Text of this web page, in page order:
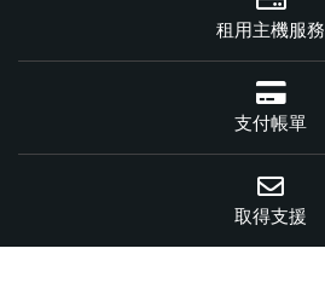
租用主機服務
支付帳單
取得支援